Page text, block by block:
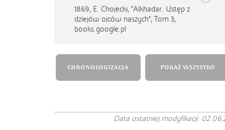
1869, E. Chojecki, "Alkhadar. Ustęp z
dziejów ojców naszych", Tom 3,
books.google.pl
CHRONOLOGIZACJA POKAŻ WSZYSTKO
Data ostatniej modyfikacji: